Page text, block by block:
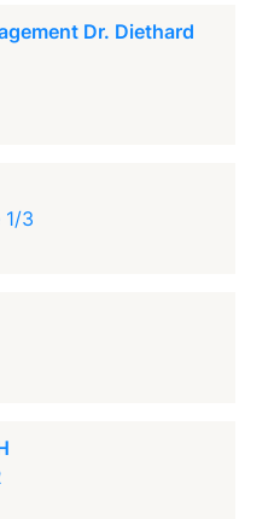
Dr. Diethard
1/3